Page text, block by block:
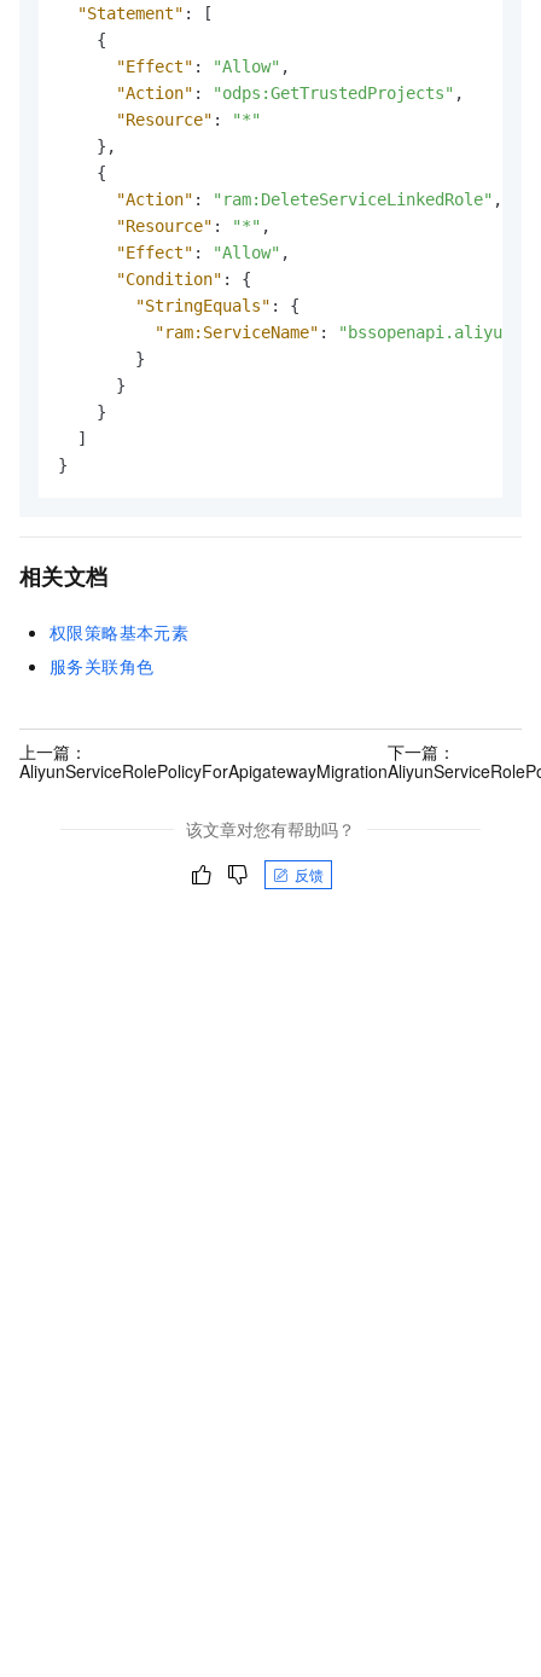
"Statement" :
[
{
"Effect" : "Allow" ,
"Action" : "odps:GetTrustedProjects" ,
"Resource" :
"*"
} ,
{
"Action" : "ram:DeleteServiceLinkedRole" ,
"Resource" : "*" ,
"Effect" : "Allow" ,
"Condition" :
{
"StringEquals" :
{
"ram:ServiceName" :
}
}
}
]
}
相关文档
权限策略基本元素
服务关联角色
上一篇：
AliyunServiceRolePolicyForApigatewayMigration
下一篇：
该文章对您有帮助吗？
反馈